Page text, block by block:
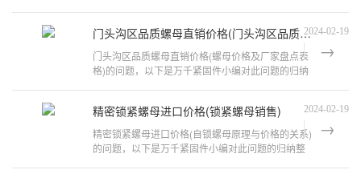
门头沟区品质螺母直销价格(门头沟区品质螺母直销价格表)
2024-02-19
门头沟区品质螺母直销价格(螺母价格及厂家盘点表
格)的问题，以下是万千紧固件小编对此问题的归纳
精密锁紧螺母进口价格(锁紧螺母销售) 2024-02-19
精密锁紧螺母进口价格(自锁螺母原理与价格的关系)
的问题，以下是万千紧固件小编对此问题的归纳整